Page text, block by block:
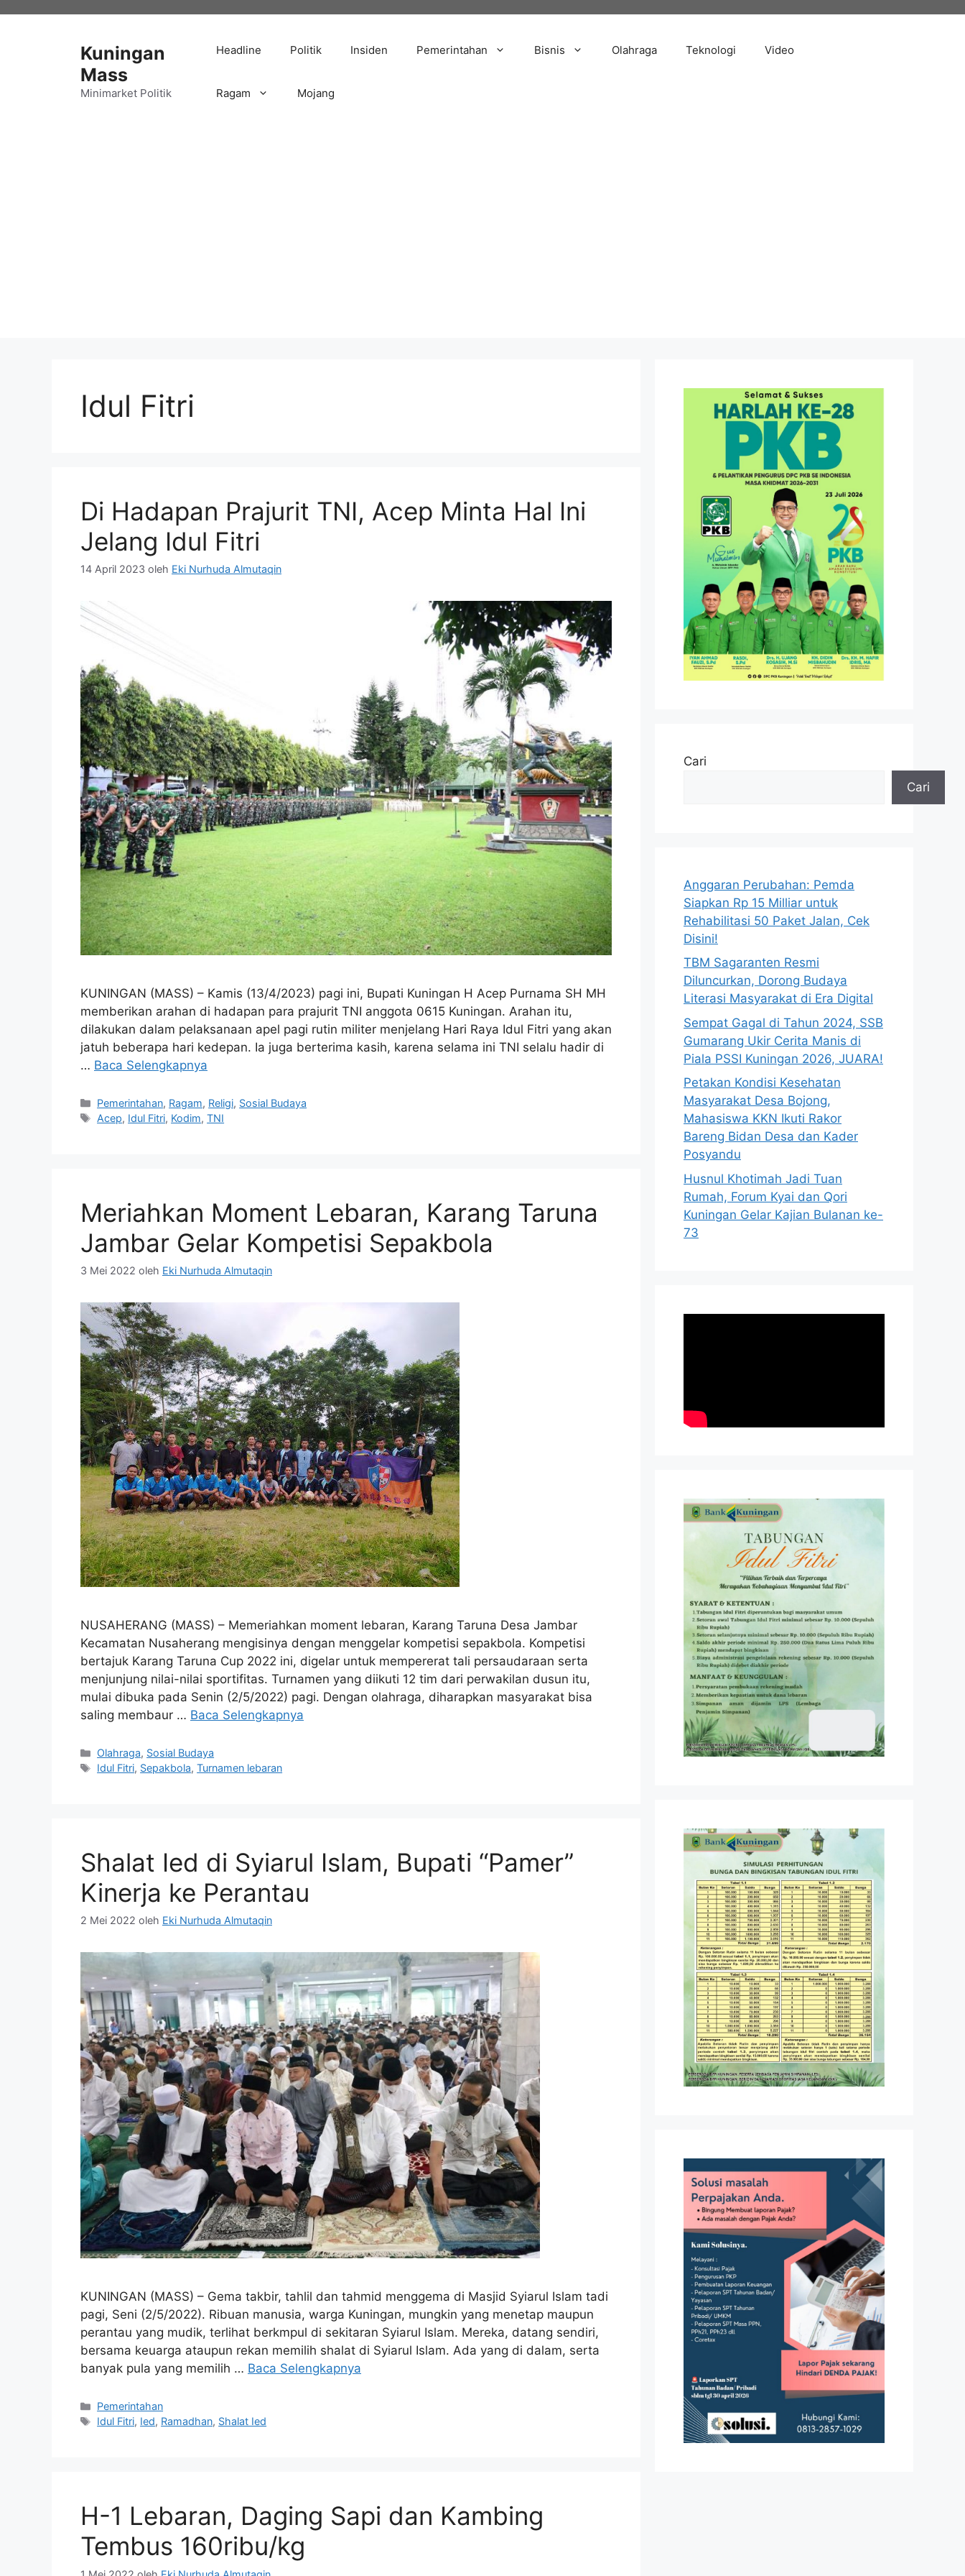
Kuningan
Mass
Minimarket Politik
Headline Politik Insiden Pemerintahan Bisnis Olahraga Teknologi Video
Ragam Mojang
Idul Fitri
Di Hadapan Prajurit TNI, Acep Minta Hal Ini
Jelang Idul Fitri
14 April 2023 oleh Eki Nurhuda Almutaqin
KUNINGAN (MASS) – Kamis (13/4/2023) pagi ini, Bupati Kuningan H Acep Purnama SH MH
memberikan arahan di hadapan para prajurit TNI anggota 0615 Kuningan. Arahan itu,
dilakukan dalam pelaksanaan apel pagi rutin militer menjelang Hari Raya Idul Fitri yang akan
jatuh beberapa hari kedepan. Ia juga berterima kasih, karena selama ini TNI selalu hadir di
… Baca Selengkapnya
Kategori
Pemerintahan, Ragam, Religi, Sosial Budaya
Tag
Acep, Idul Fitri, Kodim,TNI
Meriahkan Moment Lebaran, Karang Taruna
Jambar Gelar Kompetisi Sepakbola
3 Mei 2022 oleh Eki Nurhuda Almutaqin
NUSAHERANG (MASS) – Memeriahkan moment lebaran, Karang Taruna Desa Jambar
Kecamatan Nusaherang mengisinya dengan menggelar kompetisi sepakbola. Kompetisi
bertajuk Karang Taruna Cup 2022 ini, digelar untuk mempererat tali persaudaraan serta
menjunjung nilai-nilai sportifitas. Turnamen yang diikuti 12 tim dari perwakilan dusun itu,
mulai dibuka pada Senin (2/5/2022) pagi. Dengan olahraga, diharapkan masyarakat bisa
saling membaur … Baca Selengkapnya
Kategori
Olahraga, Sosial Budaya
Tag
Idul Fitri, Sepakbola,Turnamen lebaran
Shalat Ied di Syiarul Islam, Bupati “Pamer”
Kinerja ke Perantau
2 Mei 2022 oleh Eki Nurhuda Almutaqin
KUNINGAN (MASS) – Gema takbir, tahlil dan tahmid menggema di Masjid Syiarul Islam tadi
pagi, Seni (2/5/2022). Ribuan manusia, warga Kuningan, mungkin yang menetap maupun
perantau yang mudik, terlihat berkmpul di sekitaran Syiarul Islam. Mereka, datang sendiri,
bersama keuarga ataupun rekan memilih shalat di Syiarul Islam. Ada yang di dalam, serta
banyak pula yang memilih … Baca Selengkapnya
Kategori
Pemerintahan
Tag
Idul Fitri, Ied, Ramadhan, Shalat Ied
H-1 Lebaran, Daging Sapi dan Kambing
Tembus 160ribu/kg
Cari
Cari
Anggaran Perubahan: Pemda
Siapkan Rp 15 Milliar untuk
Rehabilitasi 50 Paket Jalan, Cek
Disini!
TBM Sagaranten Resmi
Diluncurkan, Dorong Budaya
Literasi Masyarakat di Era Digital
Sempat Gagal di Tahun 2024, SSB
Gumarang Ukir Cerita Manis di
Piala PSSI Kuningan 2026, JUARA!
Petakan Kondisi Kesehatan
Masyarakat Desa Bojong,
Mahasiswa KKN Ikuti Rakor
Bareng Bidan Desa dan Kader
Posyandu
Husnul Khotimah Jadi Tuan
Rumah, Forum Kyai dan Qori
Kuningan Gelar Kajian Bulanan ke-
73